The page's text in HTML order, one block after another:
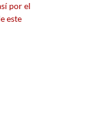
por el
este